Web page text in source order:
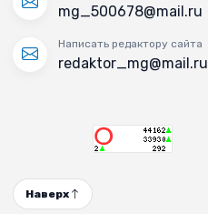
mg_500678@mail.ru
Написать редактору сайта
redaktor_mg@mail.ru
Наверх